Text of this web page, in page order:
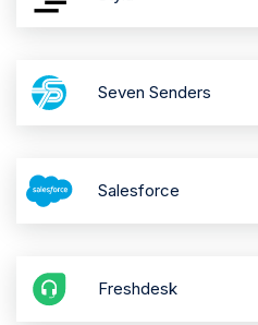
Seven Senders
Salesforce
Freshdesk